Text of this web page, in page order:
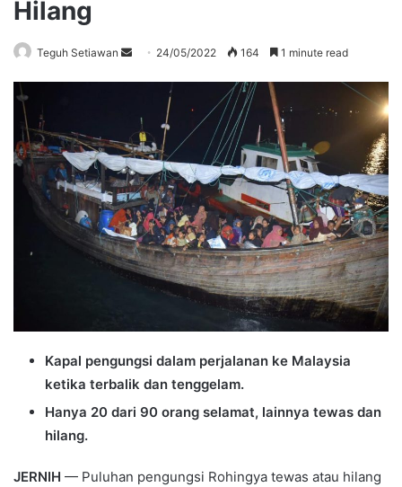
Hilang
Teguh Setiawan
Send 24/05/2022 164 1 minute read
Kapal pengungsi dalam perjalanan ke Malaysia
ketika terbalik dan tenggelam.
Hanya 20 dari 90 orang selamat, lainnya tewas dan
hilang.
JERNIH — Puluhan pengungsi Rohingya tewas atau hilang